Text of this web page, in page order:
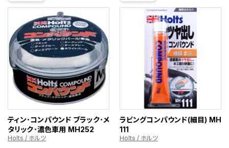
ティン･コンパウンド ブラック･メ
タリック･濃色車用 MH252
Holts / ホルツ
ラビングコンパウンド(細目) MH
111
Holts / ホルツ